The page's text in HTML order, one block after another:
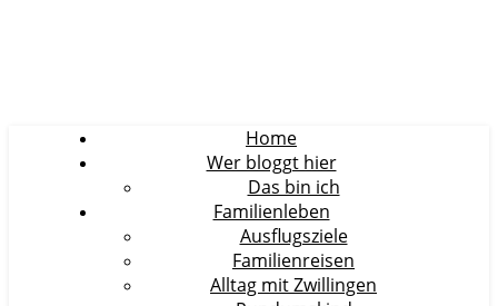
Home
Wer bloggt hier
Das bin ich
Familienleben
Ausflugsziele
Familienreisen
Alltag mit Zwillingen